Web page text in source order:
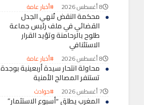
8 أغسطس 2026 #أخبار عامة
محكمة النقض تُنهي الجدل
القضائي في ملف رئيس جماعة
طلوح بالرحامنة وتؤيد القرار
الاستئنافي
8 أغسطس 2026 #أخبار عامة
محاولة انتحار سيدة أربعينية بوجدة
تستنفر المصالح الأمنية
7 أغسطس 2026 #حوادث
المغرب يطلق “أسبوع الاستثمار”